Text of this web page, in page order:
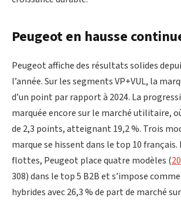
Peugeot en hausse
Peugeot affiche des résultats solides
l’année. Sur les segments VP+VUL, la
d’un point par rapport à 2024. La
marquée encore sur le marché utilitaire,
de 2,3 points, atteignant 19,2 %. Trois
marque se hissent dans le top 10 français.
flottes, Peugeot place quatre modèles (
308) dans le top 5 B2B et s’impose
hybrides avec 26,3 % de part de marché